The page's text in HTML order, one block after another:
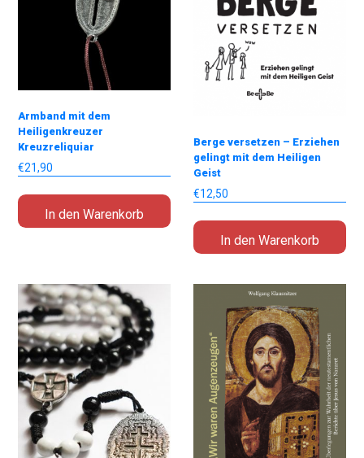
Armband mit dem
Heiligenkreuzer
Kreuzreliquiar
€21,90
In den Warenkorb
Berge versetzen – Erziehen
gelingt mit dem Heiligen
Geist
€12,50
In den Warenkorb